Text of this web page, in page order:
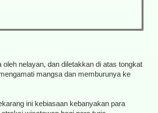
nelayan, dan diletakkan di atas tongkat
mangsa dan memburunya ke
ini kebiasaan kebanyakan para